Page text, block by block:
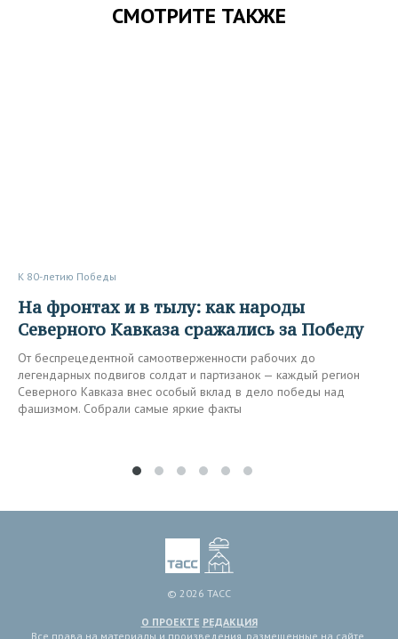
СМОТРИТЕ ТАКЖЕ
К 80-летию Победы
На фронтах и в тылу: как народы
Северного Кавказа сражались за Победу
От беспрецедентной самоотверженности рабочих до
легендарных подвигов солдат и партизанок — каждый регион
Северного Кавказа внес особый вклад в дело победы над
фашизмом. Собрали самые яркие факты
© 2026 ТАСС
О ПРОЕКТЕ РЕДАКЦИЯ
Все права на материалы и произведения, размещенные на сайте,